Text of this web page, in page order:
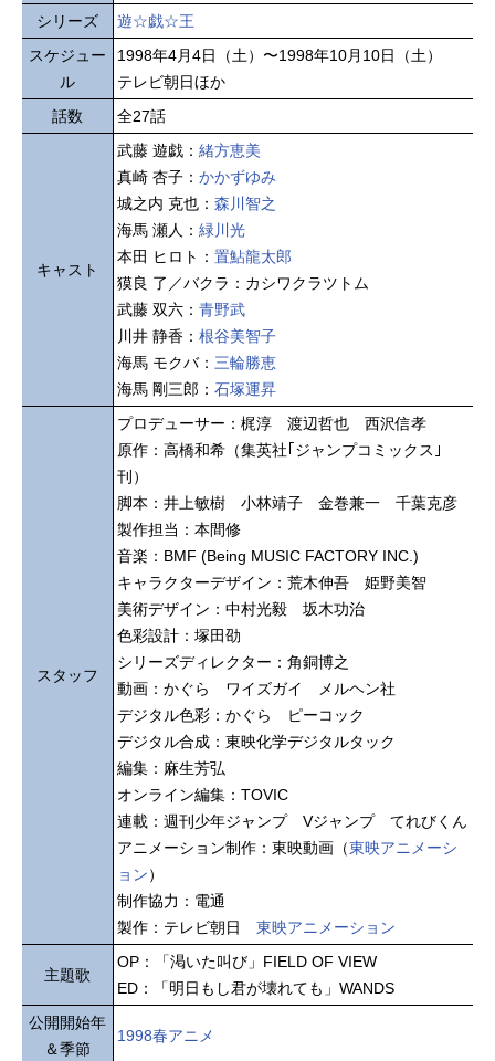
シリーズ
遊☆戯☆王
スケジュー
ル
1998年4月4日（土）〜1998年10月10日（土）
テレビ朝日ほか
話数
全27話
キャスト
武藤 遊戯： 緒方恵美
真崎 杏子： かかずゆみ
城之内 克也： 森川智之
海馬 瀬人： 緑川光
本田 ヒロト： 置鮎龍太郎
獏良 了／バクラ：カシワクラツトム
武藤 双六： 青野武
川井 静香： 根谷美智子
海馬 モクバ： 三輪勝恵
海馬 剛三郎： 石塚運昇
スタッフ
プロデューサー：梶淳 渡辺哲也 西沢信孝
原作：高橋和希（集英社｢ジャンプコミックス｣
刊）
脚本：井上敏樹 小林靖子 金巻兼一 千葉克彦
製作担当：本間修
音楽：BMF (Being MUSIC FACTORY INC.)
キャラクターデザイン：荒木伸吾 姫野美智
美術デザイン：中村光毅 坂木功治
色彩設計：塚田劭
シリーズディレクター：角銅博之
動画：かぐら ワイズガイ メルヘン社
デジタル色彩：かぐら ピーコック
デジタル合成：東映化学デジタルタック
編集：麻生芳弘
オンライン編集：TOVIC
連載：週刊少年ジャンプ Vジャンプ てれびくん
アニメーション制作：東映動画（東映アニメーシ
ョン）
制作協力：電通
製作：テレビ朝日 東映アニメーション
主題歌
OP：「渇いた叫び」FIELD OF VIEW
ED：「明日もし君が壊れても」WANDS
公開開始年
＆季節
1998春アニメ